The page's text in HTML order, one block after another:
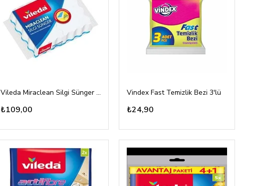
Vileda Miraclean Silgi Sünger 2 li
₺109,00
Vindex Fast Temizlik Bezi 3'lü
₺24,90